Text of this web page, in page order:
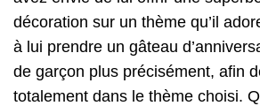
décoration sur un thème qu’il
à lui prendre un gâteau
de garçon plus précisément, afin
totalement dans le thème choisi.